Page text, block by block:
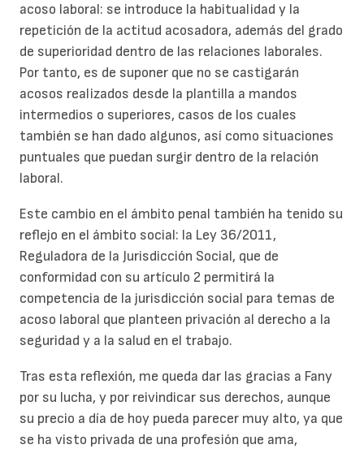
acoso laboral: se introduce la habitualidad y la
repetición de la actitud acosadora, además del grado
de superioridad dentro de las relaciones laborales.
Por tanto, es de suponer que no se castigarán
acosos realizados desde la plantilla a mandos
intermedios o superiores, casos de los cuales
también se han dado algunos, así como situaciones
puntuales que puedan surgir dentro de la relación
laboral.
Este cambio en el ámbito penal también ha tenido su
reflejo en el ámbito social: la Ley 36/2011,
Reguladora de la Jurisdicción Social, que de
conformidad con su artículo 2 permitirá la
competencia de la jurisdicción social para temas de
acoso laboral que planteen privación al derecho a la
seguridad y a la salud en el trabajo.
Tras esta reflexión, me queda dar las gracias a Fany
por su lucha, y por reivindicar sus derechos, aunque
su precio a día de hoy pueda parecer muy alto, ya que
se ha visto privada de una profesión que ama,